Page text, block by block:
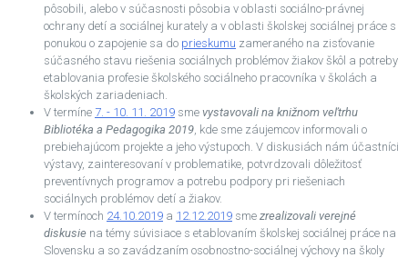
pôsobili, alebo v súčasnosti pôsobia v oblasti sociálno-právnej
ochrany detí a sociálnej kurately a v oblasti školskej sociálnej práce s
ponukou o zapojenie sa do prieskumu zameraného na zisťovanie
súčasného stavu riešenia sociálnych problémov žiakov škôl a potreby
etablovania profesie školského sociálneho pracovníka v školách a
školských zariadeniach.
V termíne 7. - 10. 11. 2019 sme vystavovali na knižnom veľtrhu
Bibliotéka a Pedagogika 2019 , kde sme záujemcov informovali o
prebiehajúcom projekte a jeho výstupoch. V diskusiách nám účastníci
výstavy, zainteresovaní v problematike, potvrdzovali dôležitosť
preventívnych programov a potrebu podpory pri riešeniach
sociálnych problémov detí a žiakov.
V termínoch 24.10.2019 a 12.12.2019 sme zrealizovali verejné
diskusie na témy súvisiace s etablovaním školskej sociálnej práce na
Slovensku a so zavádzaním osobnostno-sociálnej výchovy na školy